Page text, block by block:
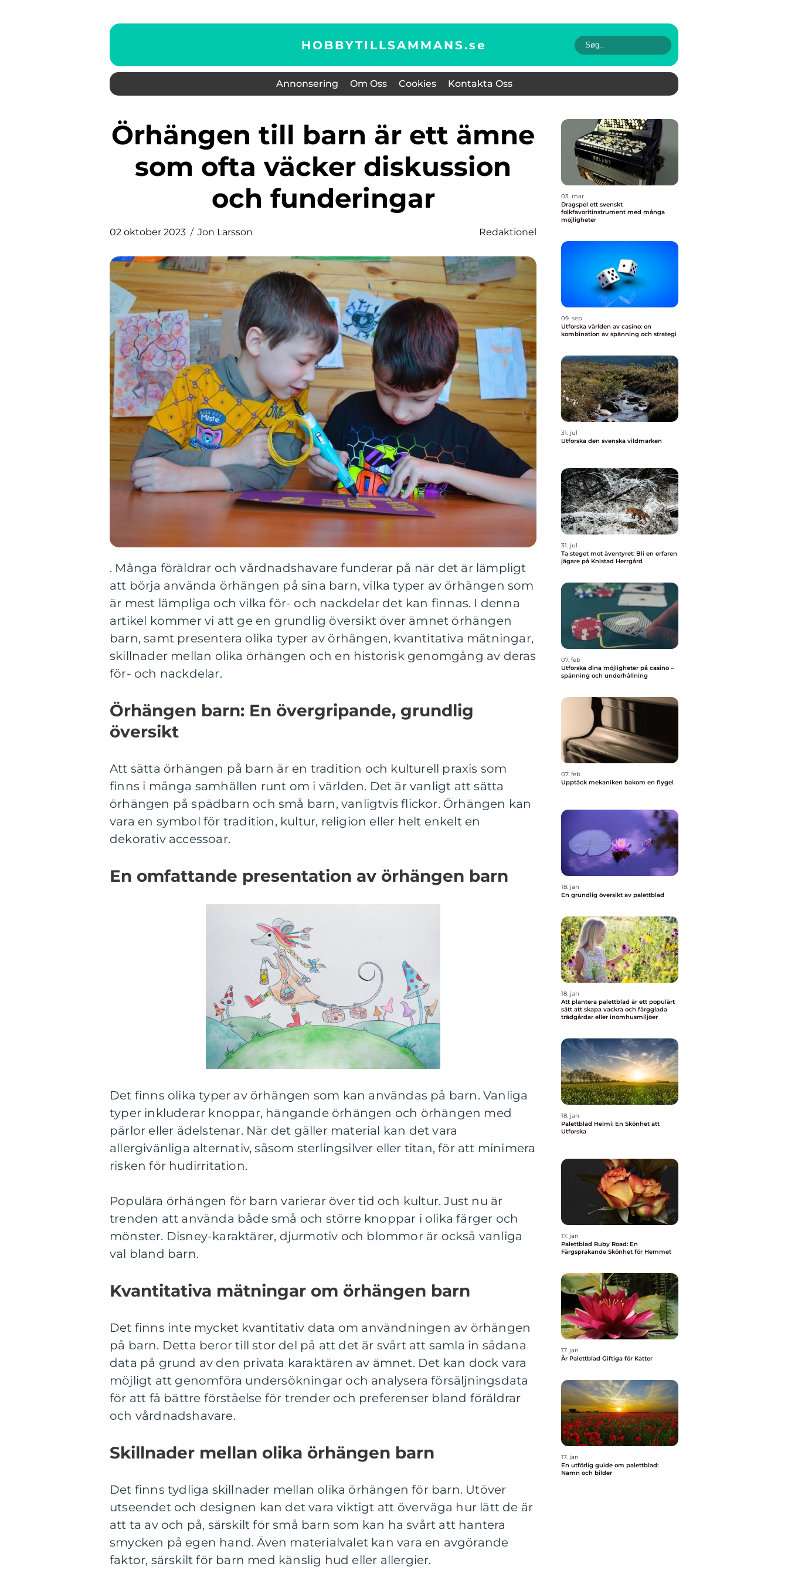
HOBBYTILLSAMMANS.se
Annonsering Om Oss Cookies Kontakta Oss
Örhängen till barn är ett ämne
som ofta väcker diskussion
och funderingar
02 oktober 2023 Jon Larsson Redaktionel
. Många föräldrar och vårdnadshavare funderar på när det är lämpligt
att börja använda örhängen på sina barn, vilka typer av örhängen som
är mest lämpliga och vilka för- och nackdelar det kan finnas. I denna
artikel kommer vi att ge en grundlig översikt över ämnet örhängen
barn, samt presentera olika typer av örhängen, kvantitativa mätningar,
skillnader mellan olika örhängen och en historisk genomgång av deras
för- och nackdelar.
Örhängen barn: En övergripande, grundlig
översikt
Att sätta örhängen på barn är en tradition och kulturell praxis som
finns i många samhällen runt om i världen. Det är vanligt att sätta
örhängen på spädbarn och små barn, vanligtvis flickor. Örhängen kan
vara en symbol för tradition, kultur, religion eller helt enkelt en
dekorativ accessoar.
En omfattande presentation av örhängen barn
Det finns olika typer av örhängen som kan användas på barn. Vanliga
typer inkluderar knoppar, hängande örhängen och örhängen med
pärlor eller ädelstenar. När det gäller material kan det vara
allergivänliga alternativ, såsom sterlingsilver eller titan, för att minimera
risken för hudirritation.
Populära örhängen för barn varierar över tid och kultur. Just nu är
trenden att använda både små och större knoppar i olika färger och
mönster. Disney-karaktärer, djurmotiv och blommor är också vanliga
val bland barn.
Kvantitativa mätningar om örhängen barn
Det finns inte mycket kvantitativ data om användningen av örhängen
på barn. Detta beror till stor del på att det är svårt att samla in sådana
data på grund av den privata karaktären av ämnet. Det kan dock vara
möjligt att genomföra undersökningar och analysera försäljningsdata
för att få bättre förståelse för trender och preferenser bland föräldrar
och vårdnadshavare.
Skillnader mellan olika örhängen barn
Det finns tydliga skillnader mellan olika örhängen för barn. Utöver
utseendet och designen kan det vara viktigt att överväga hur lätt de är
att ta av och på, särskilt för små barn som kan ha svårt att hantera
smycken på egen hand. Även materialvalet kan vara en avgörande
faktor, särskilt för barn med känslig hud eller allergier.
03. mar
Dragspel ett svenskt
folkfavoritinstrument med många
möjligheter
09. sep
Utforska världen av casino: en
kombination av spänning och strategi
31. jul
Utforska den svenska vildmarken
31. jul
Ta steget mot äventyret: Bli en erfaren
jägare på Knistad Herrgård
07. feb
Utforska dina möjligheter på casino –
spänning och underhållning
07. feb
Upptäck mekaniken bakom en flygel
18. jan
En grundlig översikt av palettblad
18. jan
Att plantera palettblad är ett populärt
sätt att skapa vackra och färgglada
trädgårdar eller inomhusmiljöer
18. jan
Palettblad Helmi: En Skönhet att
Utforska
17. jan
Palettblad Ruby Road: En
Färgsprakande Skönhet för Hemmet
17. jan
Är Palettblad Giftiga för Katter
17. jan
En utförlig guide om palettblad:
Namn och bilder